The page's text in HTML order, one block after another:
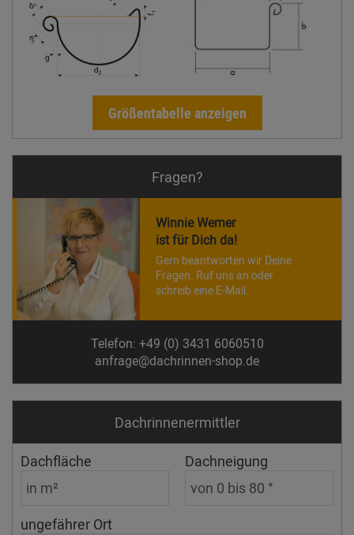
Größentabelle anzeigen
Fragen?
Winnie Werner
ist für Dich da!
Gern beantworten wir Deine
Fragen. Ruf uns an oder
schreib eine E-Mail.
Telefon: +49 (0) 3431 6060510
anfrage@dachrinnen-shop.de
Dachrinnen­ermittler
Dachfläche Dachneigung
ungefährer Ort